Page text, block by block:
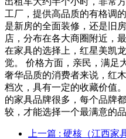
工厂，提供高品质的有格调
是新房的全面装修，还是旧
店，分布在各大商圈附近，
在家具的选择上，红星美凯
觉。 价格方面，亲民，满足
奢华品质的消费者来说，红
档次，具有一定的收藏价值
的家具品牌很多，每个品牌
较，才能选择一个最满意的
上一篇 : 硬核（江西家